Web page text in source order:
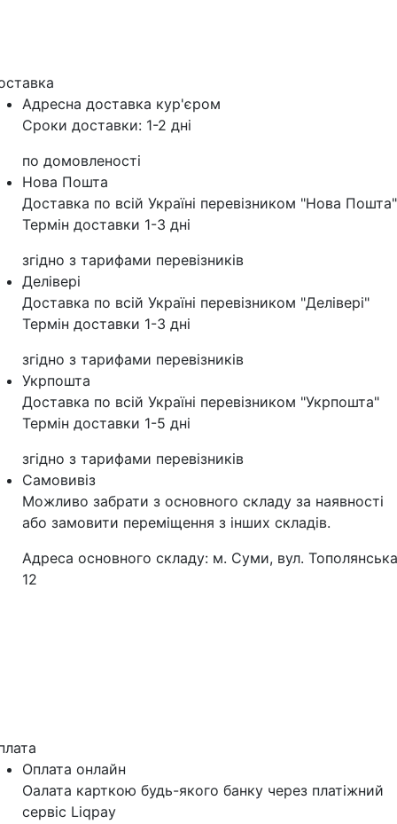
Адресна доставка кур'‎єром
Сроки доставки: 1-2 дні
по домовленості
Нова Пошта
Доставка по всій Україні перевізником "Нова Пошта"
Термін доставки 1-3 дні
згідно з тарифами перевізників
Делівері
Доставка по всій Україні перевізником "Делівері"
Термін доставки 1-3 дні
згідно з тарифами перевізників
Укрпошта
Доставка по всій Україні перевізником "Укрпошта"
Термін доставки 1-5 дні
згідно з тарифами перевізників
Самовивіз
Можливо забрати з основного складу за наявності
або замовити переміщення з інших складів.
Адреса основного складу: м. Суми, вул.
12
Оплата онлайн
Оалата карткою будь-якого банку через платіжний
сервіс Liqpay